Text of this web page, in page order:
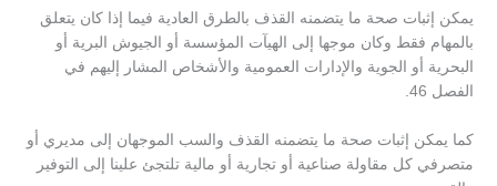
يمكن إثبات صحة ما يتضمنه القذف بالطرق العادية فيما إذا كان يتعلق
بالمهام فقط وكان موجها إلى الهيآت المؤسسة أو الجيوش البرية أو
البحرية أو الجوية والإدارات العمومية والأشخاص المشار إليهم في
الفصل 46.
كما يمكن إثبات صحة ما يتضمنه القذف والسب الموجهان إلى مديري أو
متصرفي كل مقاولة صناعية أو تجارية أو مالية تلتجئ علينا إلى التوفير